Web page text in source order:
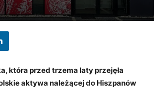
która przed trzema laty przejęła
aktywa należącej do Hiszpanów